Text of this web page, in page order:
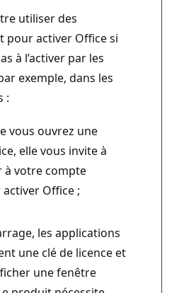
utiliser des
pour activer Office si
à l’activer par les
exemple, dans les
:
vous ouvrez une
elle vous invite à
à votre compte
Office ;
les applications
une clé de licence et
une fenêtre